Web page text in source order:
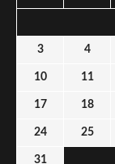
3 4
10 11
17 18
24 25
31